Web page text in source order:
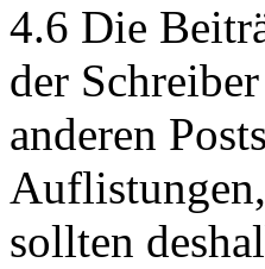
4.6 Die
der
anderen
sollten